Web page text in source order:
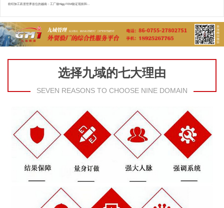
纺织加工跃居世界首位的越南：工厂做Higg FEM验证现状和...
选择九域的七大理由
SEVEN REASONS TO CHOOSE NINE DOMAIN